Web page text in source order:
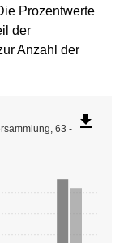
Prozentwerte
der
Anzahl der
63 - file_download